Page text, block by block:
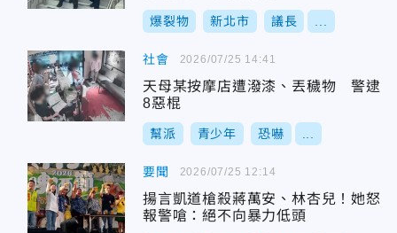
爆裂物 新北市 議長
社會
天母某按摩店遭潑漆、丟穢物 警逮
8惡棍
幫派 青少年 恐嚇
2026/07/25 14:41
要聞
揚言凱道槍殺蔣萬安、林杏兒！她怒
報警嗆：絕不向暴力低頭
2026/07/25 12:14